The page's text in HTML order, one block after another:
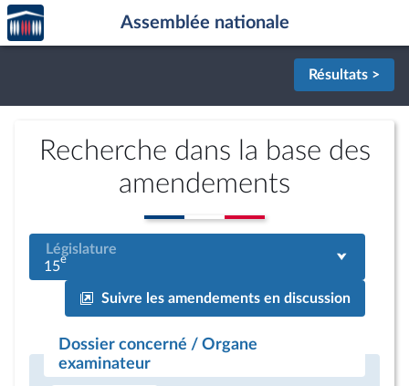
Aller au contenu
Aller en bas de la page
Accèder
à la
page
Assemblée nationale
Résultats >
Recherche dans la base des
amendements
Législature
15e
Suivre les amendements en discussion
Dossier concerné / Organe
examinateur